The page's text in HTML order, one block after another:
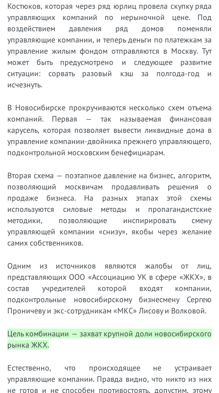
Костюков, которая через ряд юрлиц провела скупку ряда
управляющих компаний по нерыночной цене. Под
воздействием давления ряд домов поменяли
управляющие компании, и теперь деньги по платежкам за
управление жилым фондом отправляются в Москву. Тут
может быть предусмотрено и следующее развитие
ситуации: сорвать разовый кэш за полгода-год и
исчезнуть.
В Новосибирске прокручиваются несколько схем отъема
компаний. Первая — так называемая финансовая
карусель, которая позволяет вывести ликвидные дома в
управление компании-двойника прежнего управляющего,
подконтрольной московским бенефициарам.
Вторая схема — поэтапное давление на бизнес, алгоритм,
позволяющий москвичам продавливать решения о
продаже бизнеса. На разных этапах этой схемы
используются силовые методы и пропагандистские
методики, позволяющие инспирировать смену
управляющей компании «снизу», якобы через желание
самих собственников.
Одним из источников являются жалобы от лиц,
представляющих ООО «Ассоциацию УК в сфере «ЖКХ», в
состав учредителей которой входят компании,
подконтрольные новосибирскому бизнесмену Сергею
Проничеву и экс-сотрудникам «МКС» Лисову и Волковой.
Цель комбинации — захват крупной доли новосибирского
рынка ЖКХ.
Естественно, что происходящее не устраивает
управляющие компании. Правда видно, что никто из них
не готов и не способен противостоять, допустим, этому